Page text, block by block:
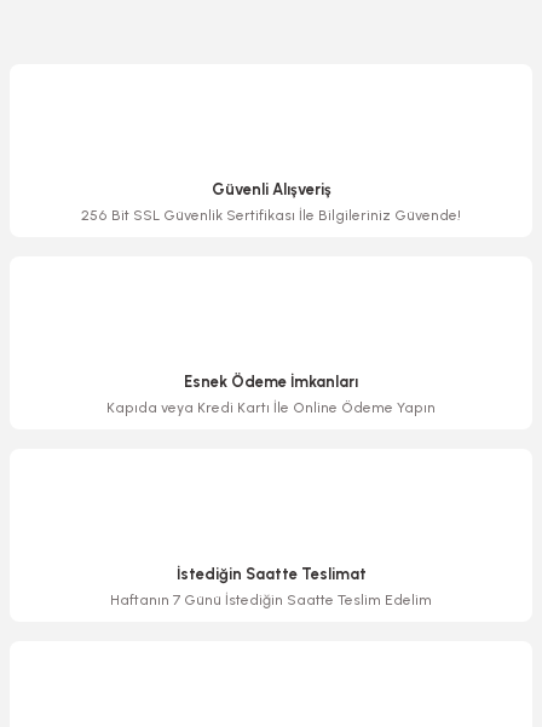
Ürün bilgilerinde hatalar bulunuyor.
Güvenli Alışveriş
256 Bit SSL Güvenlik Sertifikası İle Bilgileriniz Güvende!
Esnek Ödeme İmkanları
Kapıda veya Kredi Kartı İle Online Ödeme Yapın
İstediğin Saatte Teslimat
Haftanın 7 Günü İstediğin Saatte Teslim Edelim